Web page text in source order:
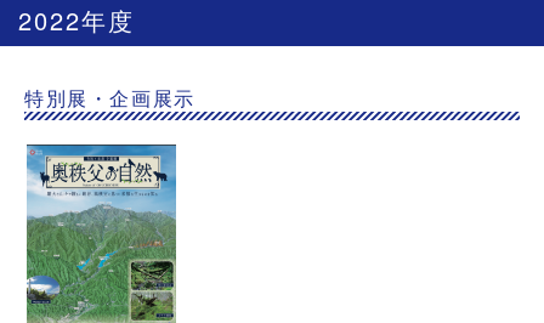
2022年度
特別展・企画展示